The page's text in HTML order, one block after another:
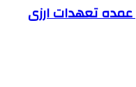
عمده تعهدات ارزی